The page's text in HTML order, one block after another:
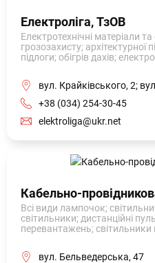
Електроліга, ТзОВ
Електротехнічні матеріали та
грозозахисту; архітектурної
підлоги; обігрів дахів;
вул. Крайківського, 2;
+38 (034) 254-30-45
elektroliga@ukr.net
Кабельно-
Всі види лампочок;
світильники; дистанційні
перевантажень;
вул. Бельведерська, 47